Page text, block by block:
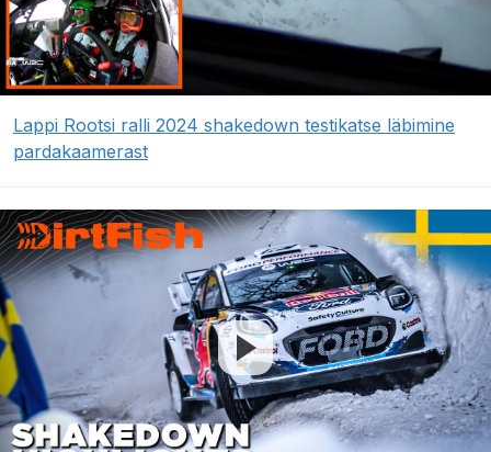
Lappi Rootsi ralli 2024 shakedown testikatse läbimine
pardakaamerast